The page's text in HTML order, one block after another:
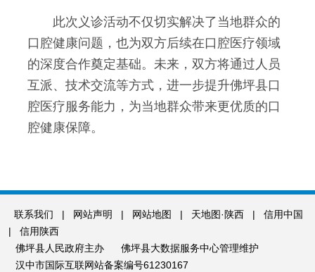
此次义诊活动不仅切实解决了当地群众的
口腔健康问题，也为双方后续在口腔医疗领域
的深度合作奠定基础。未来，双方将通过人员
互派、技术交流等方式，进一步提升佛坪县口
腔医疗服务能力，为当地群众带来更优质的口
腔健康保障。
联系我们 | 网站声明 | 网站地图 | 天地图·陕西 |
信用中国
|
信用陕西
佛坪县人民政府主办
佛坪县大数据服务中心管理维护
汉中市国际互联网站备案编号61230167